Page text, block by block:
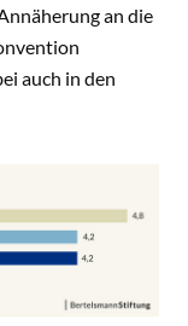
an die
auch in den